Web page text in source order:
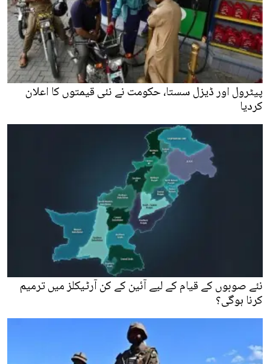
پیٹرول اور ڈیزل سستا، حکومت نے نئی قیمتوں کا اعلان
کردیا
نئے صوبوں کے قیام کے لیے آئین کے کن آرٹیکلز میں ترمیم
کرنا ہوگی؟